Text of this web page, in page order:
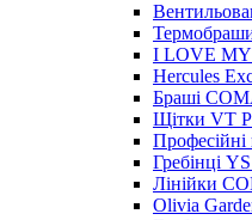
I LOVE
Hercules
Браші
Щітки VT
Професійні
Гребінці
Лінійки
Olivia